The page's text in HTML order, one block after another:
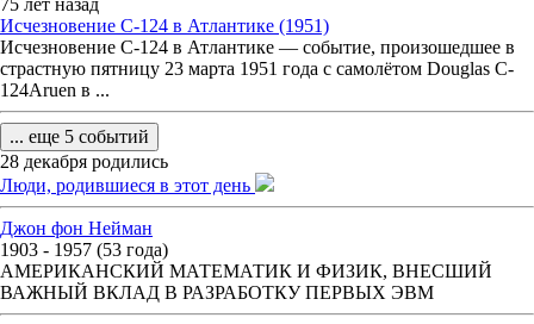
75 лет назад
Исчезновение C-124 в Атлантике (1951)
Исчезновение C-124 в Атлантике — событие, произошедшее в
страстную пятницу 23 марта 1951 года с самолётом Douglas C-
124Aruen в ...
... еще 5 событий
28 декабря родились
Люди, родившиеся в этот день
Джон фон Нейман
1903 - 1957 (53 года)
АМЕРИКАНСКИЙ МАТЕМАТИК И ФИЗИК, ВНЕСШИЙ
ВАЖНЫЙ ВКЛАД В РАЗРАБОТКУ ПЕРВЫХ ЭВМ